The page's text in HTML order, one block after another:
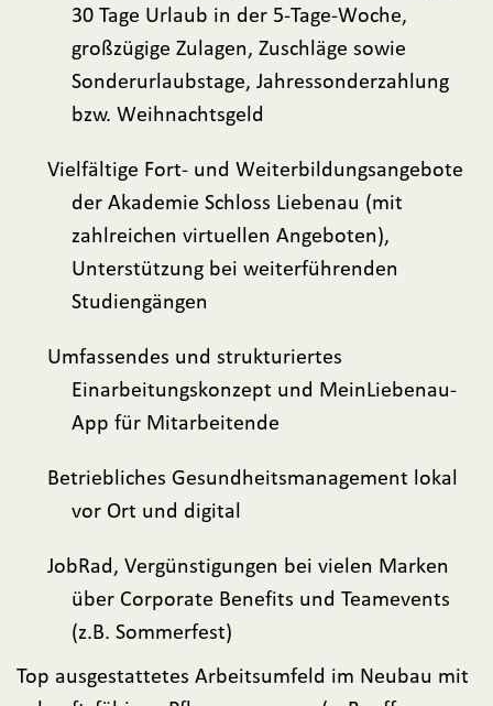
30 Tage Urlaub in der 5-Tage-Woche,
großzügige Zulagen, Zuschläge sowie
Sonderurlaubstage, Jahressonderzahlung
bzw. Weihnachtsgeld
Vielfältige Fort- und Weiterbildungsangebote
der Akademie Schloss Liebenau (mit
zahlreichen virtuellen Angeboten),
Unterstützung bei weiterführenden
Studiengängen
Umfassendes und strukturiertes
Einarbeitungskonzept und MeinLiebenau-
App für Mitarbeitende
Betriebliches Gesundheitsmanagement lokal
vor Ort und digital
JobRad, Vergünstigungen bei vielen Marken
über Corporate Benefits und Teamevents
(z.B. Sommerfest)
Top ausgestattetes Arbeitsumfeld im Neubau mit